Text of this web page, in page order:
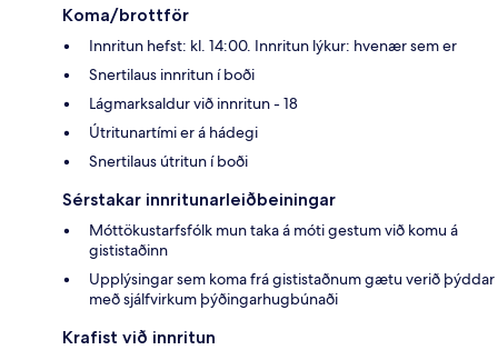
Koma/brottför
Innritun hefst: kl. 14:00. Innritun lýkur: hvenær sem er
Snertilaus innritun í boði
Lágmarksaldur við innritun - 18
Útritunartími er á hádegi
Snertilaus útritun í boði
Sérstakar innritunarleiðbeiningar
Móttökustarfsfólk mun taka á móti gestum við komu á
gististaðinn
Upplýsingar sem koma frá gististaðnum gætu verið þýddar
með sjálfvirkum þýðingarhugbúnaði
Krafist við innritun